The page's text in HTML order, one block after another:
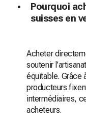
Pourquoi
suisses en
Acheter
soutenir
équitable. Grâce
producteurs
intermédiaires,
acheteurs.